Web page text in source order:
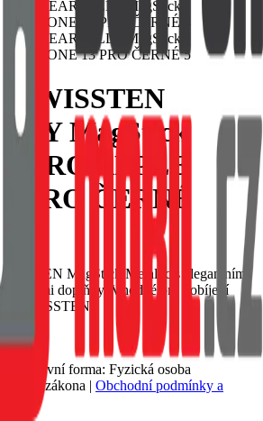
SWISSTEN
MagStick
PRO APPLE
PRO ČERNÉ
MagStick Metallic s elegantním
doplňky. Vhodné pro dobíjení
SWISSTEN
Právní forma: Fyzická osoba
zákona | Obchodní podmínky a